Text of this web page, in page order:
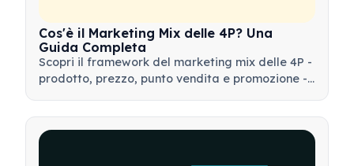
Cos'è il Marketing Mix delle 4P? Una
Guida Completa
Scopri il framework del marketing mix delle 4P -
prodotto, prezzo, punto vendita e promozione -